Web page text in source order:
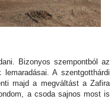
Bizonyos szempontból az
A szentgotthárdi
majd a megváltást a Zafira
a csoda sajnos most is